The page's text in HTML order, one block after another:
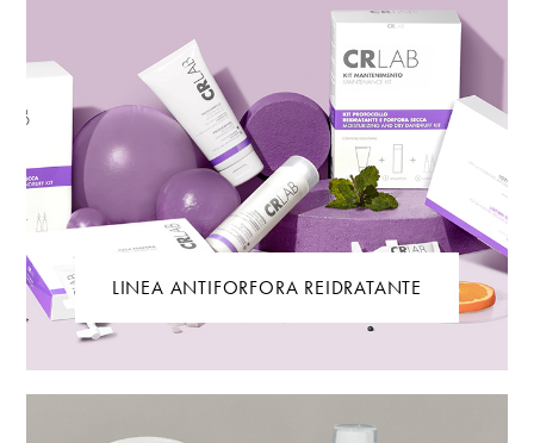
LINEA ANTIFORFORA REIDRATANTE